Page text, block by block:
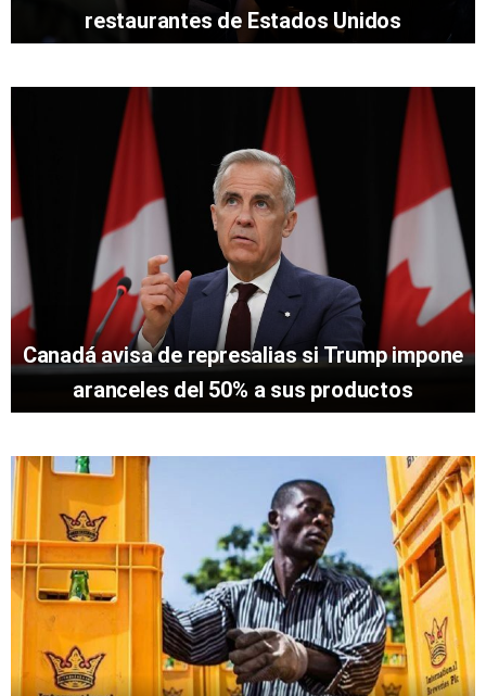
restaurantes de Estados Unidos
Canadá avisa de represalias si Trump impone
aranceles del 50% a sus productos